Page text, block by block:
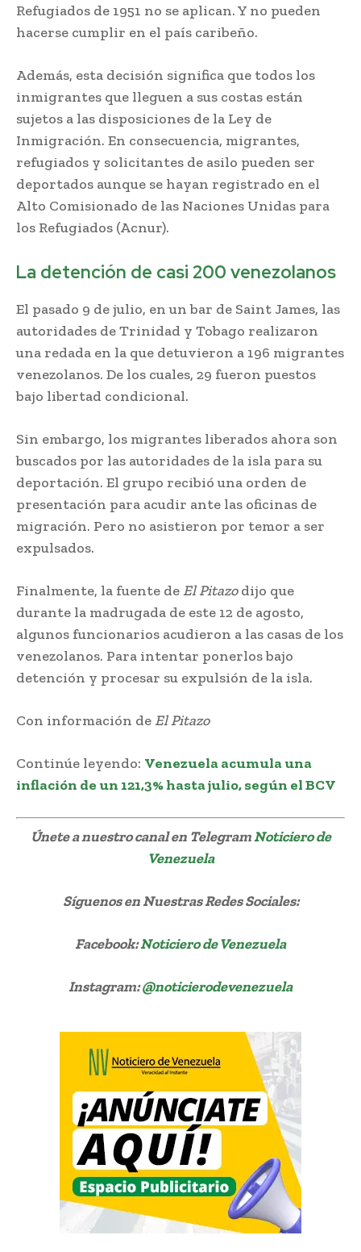
Refugiados de 1951 no se aplican. Y no pueden
hacerse cumplir en el país caribeño.
Además, esta decisión significa que todos los
inmigrantes que lleguen a sus costas están
sujetos a las disposiciones de la Ley de
Inmigración. En consecuencia, migrantes,
refugiados y solicitantes de asilo pueden ser
deportados aunque se hayan registrado en el
Alto Comisionado de las Naciones Unidas para
los Refugiados (Acnur).
La detención de casi 200 venezolanos
El pasado 9 de julio, en un bar de Saint James, las
autoridades de Trinidad y Tobago realizaron
una redada en la que detuvieron a 196 migrantes
venezolanos. De los cuales, 29 fueron puestos
bajo libertad condicional.
Sin embargo, los migrantes liberados ahora son
buscados por las autoridades de la isla para su
deportación. El grupo recibió una orden de
presentación para acudir ante las oficinas de
migración. Pero no asistieron por temor a ser
expulsados.
Finalmente, la fuente de El Pitazodijo que
durante la madrugada de este 12 de agosto,
algunos funcionarios acudieron a las casas de los
venezolanos. Para intentar ponerlos bajo
detención y procesar su expulsión de la isla.
Con información de El Pitazo
Continúe leyendo: Venezuela acumula una
inflación de un 121,3% hasta julio, según el BCV
Únete a nuestro canal en TelegramNoticiero de
Venezuela
Síguenosen Nuestras Redes Sociales:
Facebook:Noticiero de Venezuela
Instagram:@noticierodevenezuela